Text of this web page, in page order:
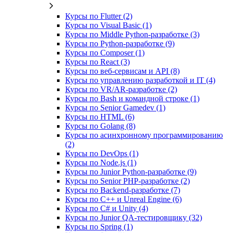
Курсы по Flutter (2)
Курсы по Visual Basic (1)
Курсы по Middle Python-разработке (3)
Курсы по Python-разработке (9)
Курсы по Composer (1)
Курсы по React (3)
Курсы по веб‑сервисам и API (8)
Курсы по управлению разработкой и IT (4)
Курсы по VR/AR‑разработке (2)
Курсы по Bash и командной строке (1)
Курсы по Senior Gamedev (1)
Курсы по HTML (6)
Курсы по Golang (8)
Курсы по асинхронному программированию
(2)
Курсы по DevOps (1)
Курсы по Node.js (1)
Курсы по Junior Python-разработке (9)
Курсы по Senior PHP-разработке (2)
Курсы по Backend‑разработке (7)
Курсы по C++ и Unreal Engine (6)
Курсы по C# и Unity (4)
Курсы по Junior QA-тестировщику (32)
Курсы по Spring (1)